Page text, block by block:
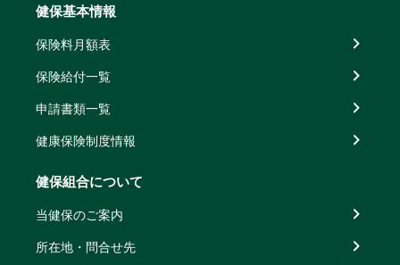
健保基本情報
保険料月額表
保険給付一覧
申請書類一覧
健康保険制度情報
健保組合について
当健保のご案内
所在地・問合せ先